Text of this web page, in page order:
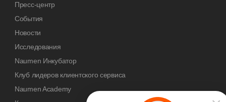
Пресс-центр
События
Новости
Исследования
Naumen Инкубатор
Клуб лидеров клиентского сервиса
Naumen Academy